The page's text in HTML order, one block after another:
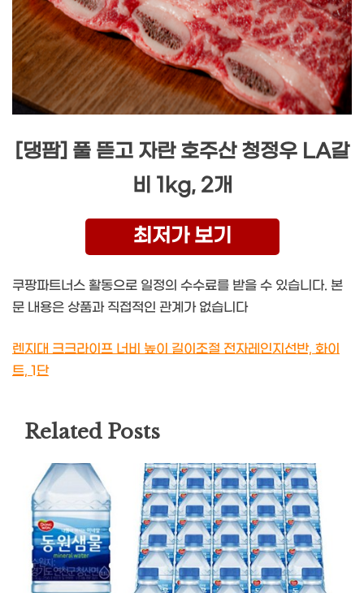
[댕팜] 풀 뜯고 자란 호주산 청정우 LA갈
비 1kg, 2개
최저가 보기
쿠팡파트너스 활동으로 일정의 수수료를 받을 수 있습니다. 본
문 내용은 상품과 직접적인 관계가 없습니다
렌지대 크크라이프 너비 높이 길이조절 전자레인지선반, 화이
트, 1단
Related Posts